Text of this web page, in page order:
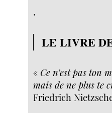
.
LE LIVRE
« Ce n’est pas ton
mais de ne plus te
Friedrich